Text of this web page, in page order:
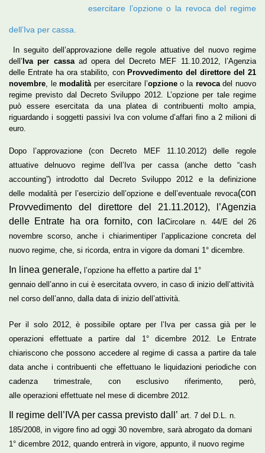
esercitare l’opzione o la revoca del regime
dell’Iva per cassa.
In seguito dell’approvazione delle regole attuative del nuovo regime
dell’ Iva per cassa ad opera del Decreto MEF 11.10.2012, l’Agenzia
delle Entrate ha ora stabilito, con Provvedimento del direttore del 21
novembre, lemodalità per esercitare l’opzione o la revoca del nuovo
regime previsto dal Decreto Sviluppo 2012. L’opzione per tale regime
può essereesercitata da una platea di contribuenti molto ampia,
riguardando i soggetti passivi Iva con volume d’affari fino a 2 milioni di
euro.
Dopo l’approvazione (con Decreto MEF 11.10.2012) delle regole
attuative delnuovo regime dell’Iva per cassa (anche detto “cash
accounting”) introdotto dal Decreto Sviluppo 2012 e la definizione
delle modalità per l’esercizio dell’opzione e dell’eventuale revoca(con
Provvedimento del direttore del 21.11.2012), l’Agenzia
delle Entrate ha ora fornito, con laCircolare n. 44/E del 26
novembre scorso, anche i chiarimentiper l’applicazione concreta del
nuovo regime, che, si ricorda, entra in vigore da domani 1° dicembre.
In linea generale, l’opzione ha effetto a partire dal 1°
gennaio dell’anno in cui è esercitata ovvero, in caso di inizio dell’attività
nel corso dell’anno, dalla data di inizio dell’attività.
Per il solo 2012, è possibile optare per l’Iva per cassa già per le
operazioni effettuate a partire
dal 1° dicembre 2012. Le Entrate
chiariscono che possono accedere al regime di cassa a partire da tale
data anche i contribuenti che effettuano le liquidazioni periodiche con
cadenza
trimestrale, con esclusivo riferimento, però,
alle operazioni effettuate nel mese di dicembre 2012.
Il regime dell’IVA per cassa previsto dall’ art. 7 del D.L. n.
185/2008, in vigore fino ad oggi 30 novembre, sarà abrogato da domani
1° dicembre 2012, quando entrerà in vigore, appunto, il nuovo regime